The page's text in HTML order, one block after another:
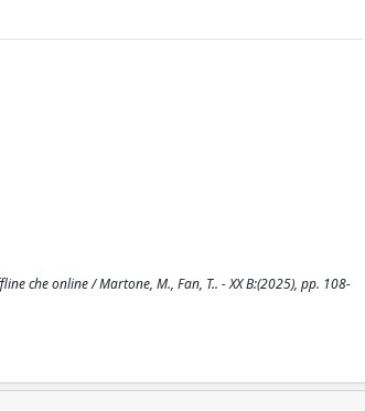
che online / Martone, M., Fan, T.. - XX B:(2025), pp. 108-